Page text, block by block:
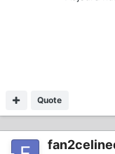
Quote